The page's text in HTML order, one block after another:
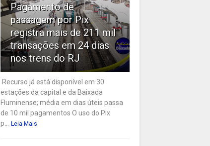
Pagamento de
passagem por Pix
registra mais de 211 mil
transações em 24 dias
nos trens do RJ
Recurso já está disponível em 30
estações da capital e da Baixada
Fluminense; média em dias úteis passa
de 10 mil pagamentos O uso do Pix
p...
Leia Mais